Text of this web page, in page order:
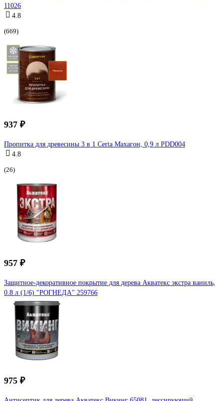
11026
4.8
(669)
937 ₽
Пропитка для древесины 3 в 1 Certa Махагон, 0,9 л PDD004
4.8
(26)
957 ₽
Защитное-декоративное покрытие для дерева Акватекс экстра ваниль,
0.8 л (1/6) "РОГНЕДА" 259766
975 ₽